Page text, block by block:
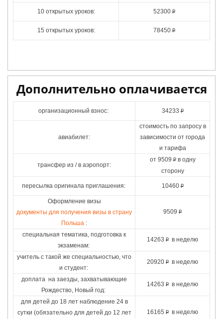
10 открытых уроков: 52300 Р
15 открытых уроков: 78450 Р
Дополнительно оплачивается
организационный взнос: 34233 Р
авиабилет:
стоимость по запросу в
зависимости от города
и тарифа
трансфер из / в аэропорт:
от 9509 Р в одну
сторону
пересылка оригинала приглашения: 10460 Р
Оформление визы
документы для получения визы в страну
Польша :
9509 Р
специальная тематика, подготовка к
экзаменам:
14263 Р в неделю
учитель с такой же специальностью, что
и студент:
20920 Р в неделю
доплата на заезды, захватывающие
Рождество, Новый год:
14263 Р в неделю
для детей до 18 лет наблюдение 24 в
сутки (обязательно для детей до 12 лет
16165 Р в неделю